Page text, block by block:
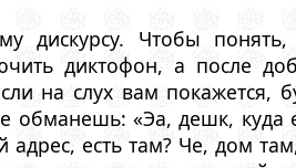
дискурсу. Чтобы
диктофон, а после
на слух вам
«Эа, дешк, куда
адрес, есть там? Че, дом